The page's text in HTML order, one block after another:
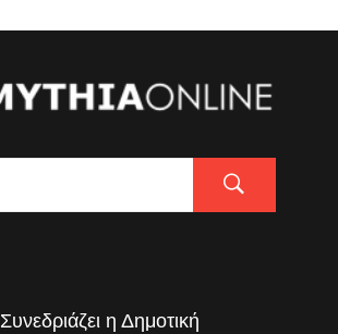
Συνεδριάζει η Δημοτική